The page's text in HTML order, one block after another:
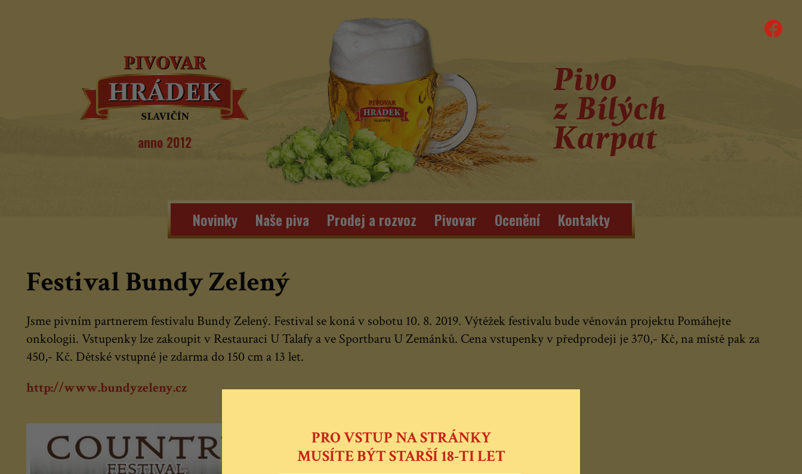
PRO VSTUP NA STRÁNKY
MUSÍTE BÝT STARŠÍ 18-TI LET
anno 2012
Novinky Naše piva Prodej a rozvoz Pivovar Ocenění Kontakty
Festival Bundy Zelený
Jsme pivním partnerem festivalu Bundy Zelený. Festival se koná v sobotu 10. 8. 2019. Výtěžek festivalu bude věnován projektu Pomáhejte
onkologii. Vstupenky lze zakoupit v Restauraci U Talafy a ve Sportbaru U Zemánků. Cena vstupenky v předprodeji je 370,- Kč, na místě pak za
450,- Kč. Dětské vstupné je zdarma do 150 cm a 13 let.
http://www.bundyzeleny.cz